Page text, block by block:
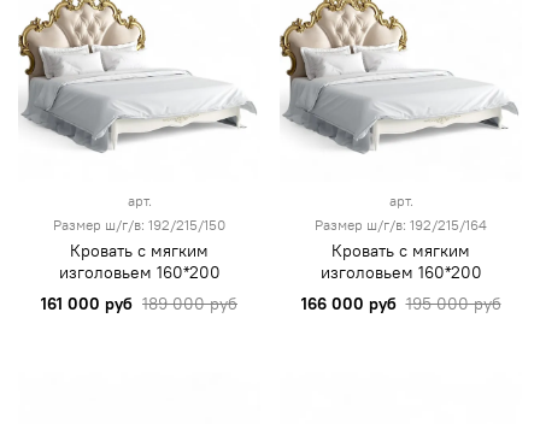
арт.
Размер ш/г/в: 192/215/150
Кровать с мягким
изголовьем 160*200
161 000 руб 189 000 руб
арт.
Размер ш/г/в: 192/215/164
Кровать с мягким
изголовьем 160*200
166 000 руб 195 000 руб